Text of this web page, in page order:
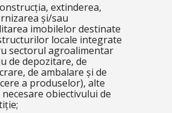
extinderea,
și/sau
imobilelor destinate
locale integrate
sectorul agroalimentar
de depozitare, de
de ambalare și de
a produselor), alte
obiectivului de